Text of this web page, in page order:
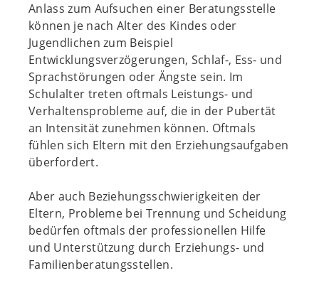
Anlass zum Aufsuchen einer Beratungsstelle
können je nach Alter des Kindes oder
Jugendlichen zum Beispiel
Entwicklungsverzögerungen, Schlaf-, Ess- und
Sprachstörungen oder Ängste sein. Im
Schulalter treten oftmals Leistungs- und
Verhaltensprobleme auf, die in der Pubertät
an Intensität zunehmen können. Oftmals
fühlen sich Eltern mit den Erziehungsaufgaben
überfordert.
Aber auch Beziehungsschwierigkeiten der
Eltern, Probleme bei Trennung und Scheidung
bedürfen oftmals der professionellen Hilfe
und Unterstützung durch Erziehungs- und
Familienberatungsstellen.